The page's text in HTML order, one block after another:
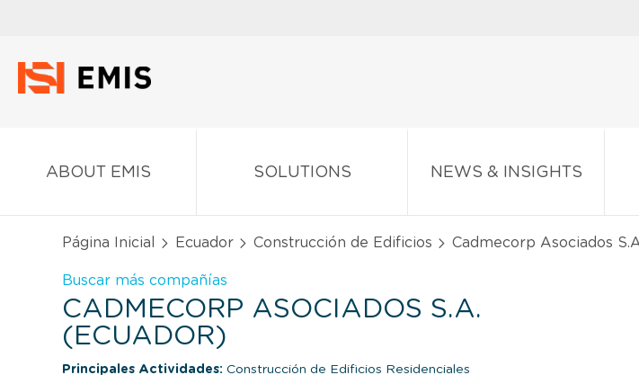
ABOUT EMIS SOLUTIONS NEWS & INSIGHTS
Página Inicial Ecuador Construcción de Edificios Cadmecorp Asociados
Buscar más compañías
CADMECORP ASOCIADOS S.A.
(ECUADOR)
Principales Actividades: Construcción de Edificios Residenciales